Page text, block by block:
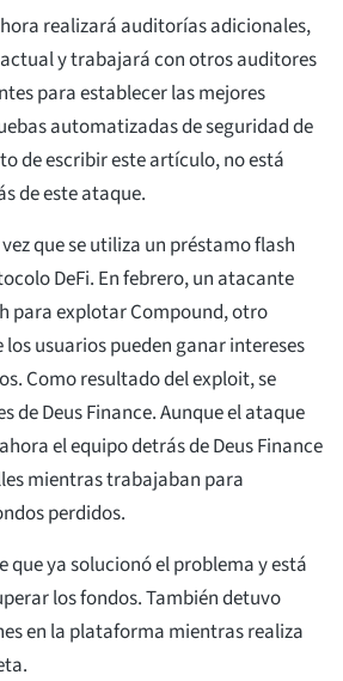
realizará auditorías adicionales,
y trabajará con otros auditores
para establecer las mejores
automatizadas de seguridad de
de escribir este artículo, no está
de este ataque.
que se utiliza un préstamo flash
DeFi. En febrero, un atacante
para explotar Compound, otro
usuarios pueden ganar intereses
Como resultado del exploit, se
de Deus Finance. Aunque el ataque
el equipo detrás de Deus Finance
mientras trabajaban para
perdidos.
que ya solucionó el problema y está
los fondos. También detuvo
en la plataforma mientras realiza